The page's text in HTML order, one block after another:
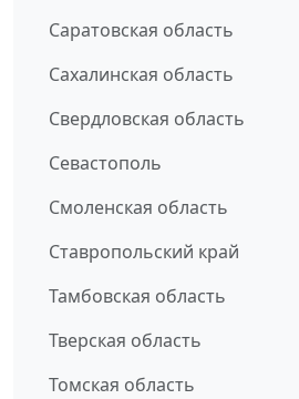
Саратовская область
Сахалинская область
Свердловская область
Севастополь
Смоленская область
Ставропольский край
Тамбовская область
Тверская область
Томская область